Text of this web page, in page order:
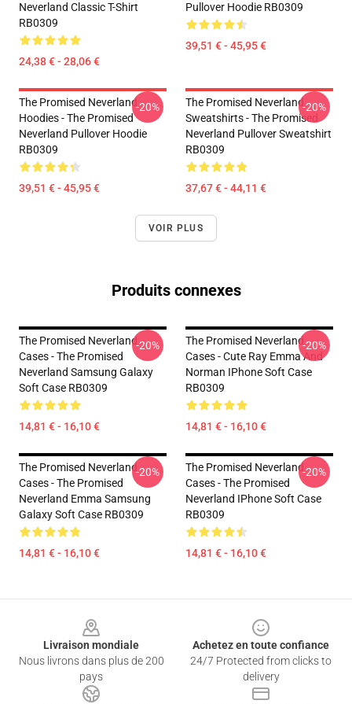
Neverland Classic T-Shirt
RB0309
24,38 € - 28,06 €
Pullover Hoodie RB0309
39,51 € - 45,95 €
The Promised Neverland
Hoodies - The Promised
Neverland Pullover Hoodie
RB0309
39,51 € - 45,95 €
-20%
The Promised Neverland
Sweatshirts - The Promised
Neverland Pullover Sweatshirt
RB0309
37,67 € - 44,11 €
-20%
VOIR PLUS
Produits connexes
The Promised Neverland
Cases - The Promised
Neverland Samsung Galaxy
Soft Case RB0309
14,81 € - 16,10 €
-20%
The Promised Neverland
Cases - Cute Ray Emma And
Norman IPhone Soft Case
RB0309
14,81 € - 16,10 €
-20%
The Promised Neverland
Cases - The Promised
Neverland Emma Samsung
Galaxy Soft Case RB0309
14,81 € - 16,10 €
-20%
The Promised Neverland
Cases - The Promised
Neverland IPhone Soft Case
RB0309
14,81 € - 16,10 €
-20%
Livraison mondiale
Nous livrons dans plus de 200
pays
Achetez en toute confiance
24/7 Protected from clicks to
delivery